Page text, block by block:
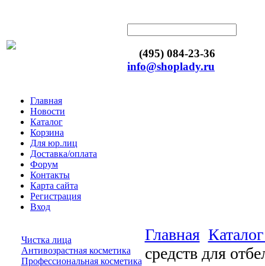
(495) 084-23-36
info@shoplady.ru
Главная
Новости
Каталог
Корзина
Для юр.лиц
Доставка/оплата
Форум
Контакты
Карта сайта
Регистрация
Вход
Чистка лица
Антивозрастная косметика
Профессиональная косметика
Главная
средств для